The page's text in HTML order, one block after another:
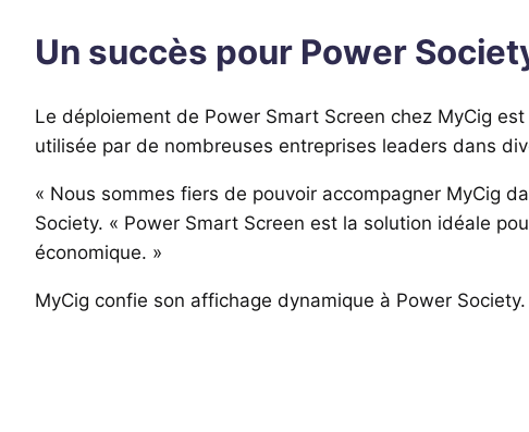
Un succès pour Power
Le déploiement de Power Smart Screen chez MyCig
utilisée par de nombreuses entreprises leaders dans
« Nous sommes fiers de pouvoir accompagner MyCig
Society. « Power Smart Screen est la solution idéale
économique. »
MyCig confie son affichage dynamique à Power Society.